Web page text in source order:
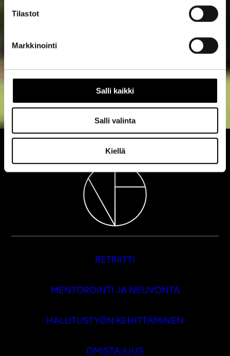
Tilastot
Markkinointi
Salli kaikki
Salli valinta
Kiellä
RETRIITTI
MENTOROINTI JA NEUVONTA
HALLITUSTYÖN KEHITTÄMINEN
OMISTAJUUS